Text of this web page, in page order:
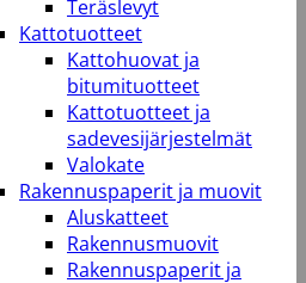
Teräslevyt
Kattotuotteet
Kattohuovat ja
bitumituotteet
Kattotuotteet ja
sadevesijärjestelmät
Valokate
Rakennuspaperit ja muovit
Aluskatteet
Rakennusmuovit
Rakennuspaperit ja